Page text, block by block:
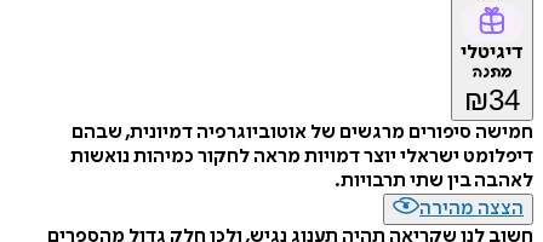
דיגיטלי
מתנה
₪34
חמישה סיפורים מרגשים של אוטוביוגרפיה דמיונית, שבהם
דיפלומט ישראלי יוצר דמויות מראה לחקור כמיהות נואשות
לאהבה בין שתי תרבויות.
הצצה מהירה
חשוב לנו שקריאה תהיה תענוג נגיש, ולכן חלק גדול מהספרים